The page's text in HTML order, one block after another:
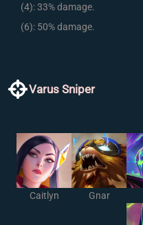
(4):33% damage.
(6): 50% damage.
Varus Sniper
Caitlyn Gnar